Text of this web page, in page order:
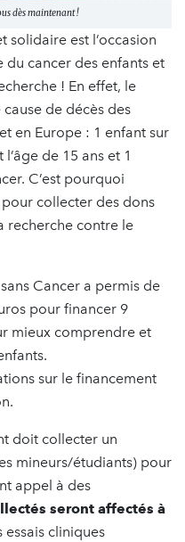
dès maintenant !
solidaire est l’occasion
cancer des enfants et
! En effet, le
de décès des
en Europe : 1 enfant sur
de 15 ans et 1
C’est pourquoi
collecter des dons
recherche contre le
Cancer a permis de
pour financer 9
mieux comprendre et
sur le financement
doit collecter un
mineurs/étudiants) pour
appel à des
seront affectés à
cliniques